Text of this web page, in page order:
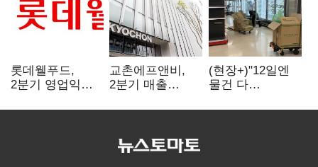
롯데웰푸드,
2분기 영업익
사업이 실적 견인
교촌에프앤비,
2분기 매출
전년보다 4.9%↑
(현장+)"12일엔
물건 다
매대 채우며 문